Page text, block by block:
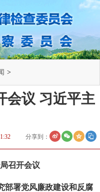
>
会议 习近平主
分享到：
召开会议
部署党风廉政建设和反腐